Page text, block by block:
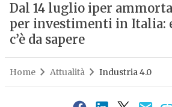
Dal 14 luglio iper
per investimenti in Italia:
c’è da sapere
Home Attualità Industria 4.0